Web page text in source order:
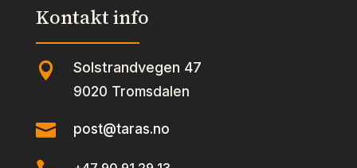
Kontakt info
 Solstrandvegen 47
9020 Tromsdalen
 post@taras.no